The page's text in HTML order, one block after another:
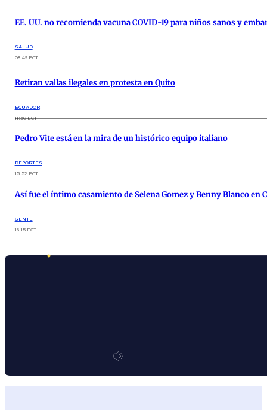
EE. UU. no recomienda vacuna COVID-19 para niños sanos y
SALUD
08:49 ECT
Retiran vallas ilegales en protesta en Quito
ECUADOR
11:50 ECT
Pedro Vite está en la mira de un histórico equipo italiano
DEPORTES
15:52 ECT
Así fue el íntimo casamiento de Selena Gomez y Benny Blanco en
GENTE
16:15 ECT